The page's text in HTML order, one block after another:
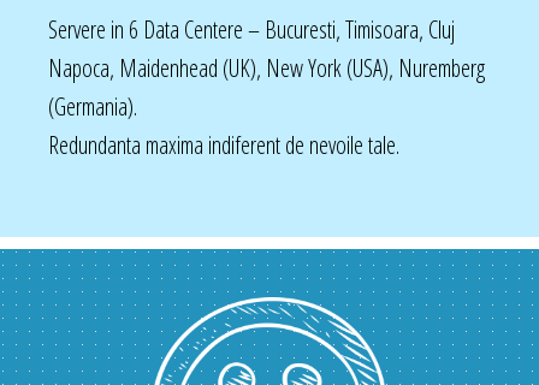
Servere in 6 Data Centere – Bucuresti, Timisoara, Cluj
Napoca, Maidenhead (UK), New York (USA), Nuremberg
(Germania).
Redundanta maxima indiferent de nevoile tale.